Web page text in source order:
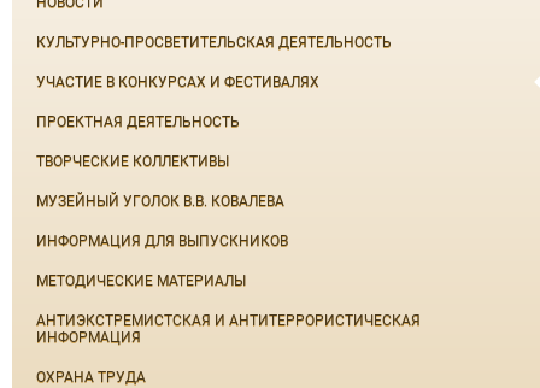
КУЛЬТУРНО-ПРОСВЕТИТЕЛЬСКАЯ ДЕЯТЕЛЬНОСТЬ
УЧАСТИЕ В КОНКУРСАХ И ФЕСТИВАЛЯХ
ПРОЕКТНАЯ ДЕЯТЕЛЬНОСТЬ
ТВОРЧЕСКИЕ КОЛЛЕКТИВЫ
МУЗЕЙНЫЙ УГОЛОК В.В. КОВАЛЕВА
ИНФОРМАЦИЯ ДЛЯ ВЫПУСКНИКОВ
МЕТОДИЧЕСКИЕ МАТЕРИАЛЫ
АНТИЭКСТРЕМИСТСКАЯ И АНТИТЕРРОРИСТИЧЕСКАЯ
ИНФОРМАЦИЯ
ОХРАНА ТРУДА